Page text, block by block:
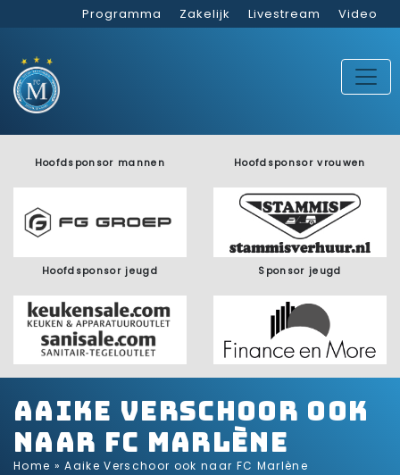
Programma Zakelijk Livestream Video
Hoofdsponsor mannen Hoofdsponsor vrouwen
Hoofdsponsor jeugd Sponsor jeugd
Aaike Verschoor ook
naar FC Marlène
Home »Aaike Verschoor ook naar FC Marlène